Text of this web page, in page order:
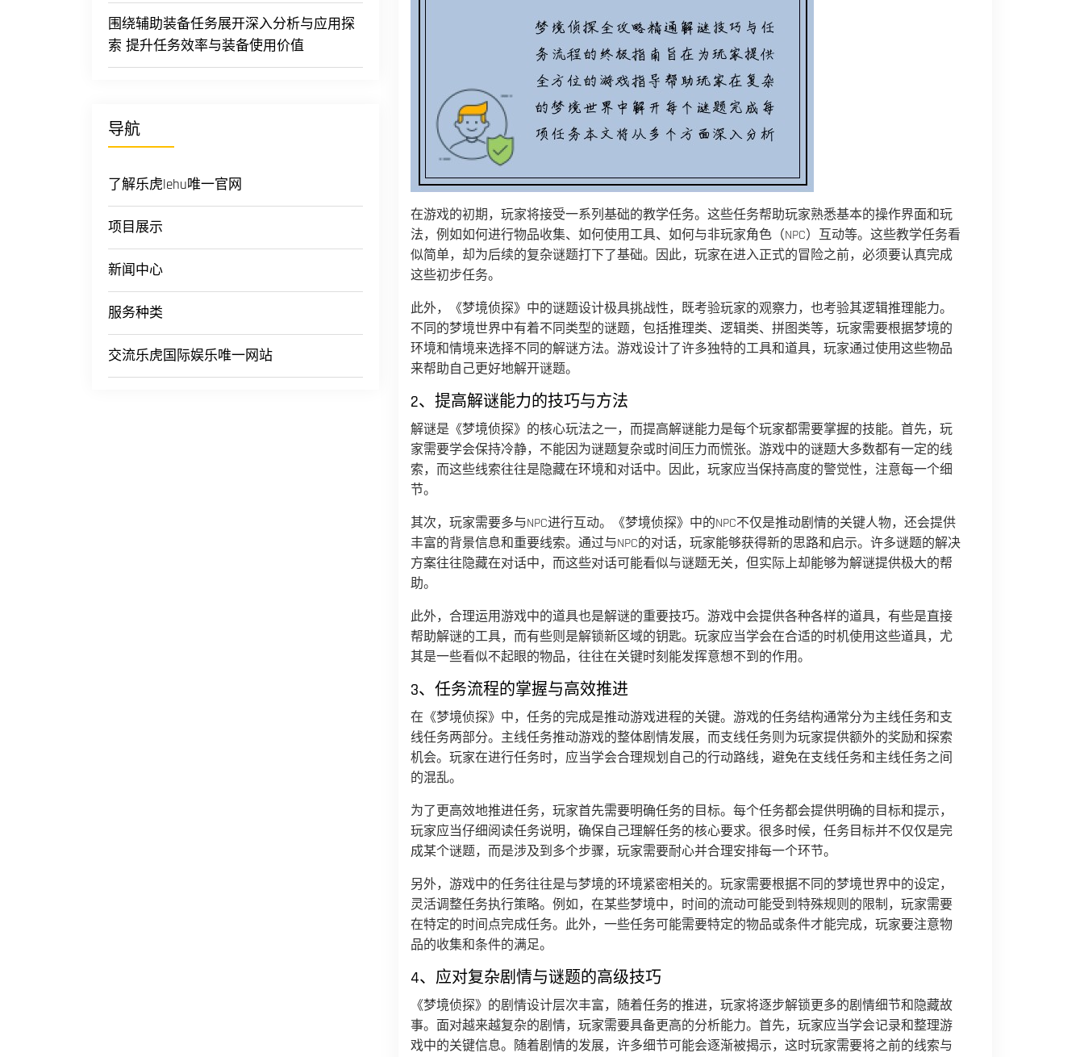
围绕辅助装备任务展开深入分析与应用探
索 提升任务效率与装备使用价值
导航
了解乐虎lehu唯一官网
项目展示
新闻中心
服务种类
交流乐虎国际娱乐唯一网站
在游戏的初期，玩家将接受一系列基础的教学任务。这些任务帮助玩家熟悉基本的操作界面和玩
法，例如如何进行物品收集、如何使用工具、如何与非玩家角色（NPC）互动等。这些教学任务看
似简单，却为后续的复杂谜题打下了基础。因此，玩家在进入正式的冒险之前，必须要认真完成
这些初步任务。
此外，《梦境侦探》中的谜题设计极具挑战性，既考验玩家的观察力，也考验其逻辑推理能力。
不同的梦境世界中有着不同类型的谜题，包括推理类、逻辑类、拼图类等，玩家需要根据梦境的
环境和情境来选择不同的解谜方法。游戏设计了许多独特的工具和道具，玩家通过使用这些物品
来帮助自己更好地解开谜题。
2、提高解谜能力的技巧与方法
解谜是《梦境侦探》的核心玩法之一，而提高解谜能力是每个玩家都需要掌握的技能。首先，玩
家需要学会保持冷静，不能因为谜题复杂或时间压力而慌张。游戏中的谜题大多数都有一定的线
索，而这些线索往往是隐藏在环境和对话中。因此，玩家应当保持高度的警觉性，注意每一个细
节。
其次，玩家需要多与NPC进行互动。《梦境侦探》中的NPC不仅是推动剧情的关键人物，还会提供
丰富的背景信息和重要线索。通过与NPC的对话，玩家能够获得新的思路和启示。许多谜题的解决
方案往往隐藏在对话中，而这些对话可能看似与谜题无关，但实际上却能够为解谜提供极大的帮
助。
此外，合理运用游戏中的道具也是解谜的重要技巧。游戏中会提供各种各样的道具，有些是直接
帮助解谜的工具，而有些则是解锁新区域的钥匙。玩家应当学会在合适的时机使用这些道具，尤
其是一些看似不起眼的物品，往往在关键时刻能发挥意想不到的作用。
3、任务流程的掌握与高效推进
在《梦境侦探》中，任务的完成是推动游戏进程的关键。游戏的任务结构通常分为主线任务和支
线任务两部分。主线任务推动游戏的整体剧情发展，而支线任务则为玩家提供额外的奖励和探索
机会。玩家在进行任务时，应当学会合理规划自己的行动路线，避免在支线任务和主线任务之间
的混乱。
为了更高效地推进任务，玩家首先需要明确任务的目标。每个任务都会提供明确的目标和提示，
玩家应当仔细阅读任务说明，确保自己理解任务的核心要求。很多时候，任务目标并不仅仅是完
成某个谜题，而是涉及到多个步骤，玩家需要耐心并合理安排每一个环节。
另外，游戏中的任务往往是与梦境的环境紧密相关的。玩家需要根据不同的梦境世界中的设定，
灵活调整任务执行策略。例如，在某些梦境中，时间的流动可能受到特殊规则的限制，玩家需要
在特定的时间点完成任务。此外，一些任务可能需要特定的物品或条件才能完成，玩家要注意物
品的收集和条件的满足。
4、应对复杂剧情与谜题的高级技巧
《梦境侦探》的剧情设计层次丰富，随着任务的推进，玩家将逐步解锁更多的剧情细节和隐藏故
事。面对越来越复杂的剧情，玩家需要具备更高的分析能力。首先，玩家应当学会记录和整理游
戏中的关键信息。随着剧情的发展，许多细节可能会逐渐被揭示，这时玩家需要将之前的线索与